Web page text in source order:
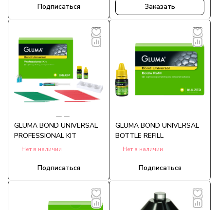
Подписаться Заказать
GLUMA BOND UNIVERSAL
PROFESSIONAL KIT
Нет в наличии
Подписаться
GLUMA BOND UNIVERSAL
BOTTLE REFILL
Нет в наличии
Подписаться